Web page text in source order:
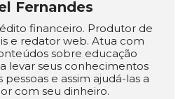
Fernandes
financeiro. Produtor de
e redator web. Atua com
sobre educação
levar seus conhecimentos
e assim ajudá-las a
com seu dinheiro.